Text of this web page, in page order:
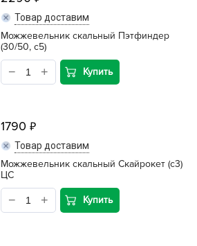
Товар доставим
Можжевельник скальный Пэтфиндер
(30/50, c5)
Купить
1790
Товар доставим
Можжевельник скальный Скайрокет (c3)
ЦС
Купить